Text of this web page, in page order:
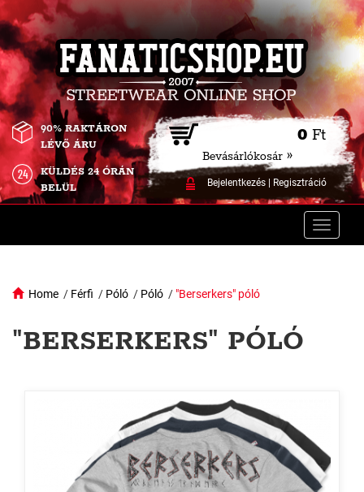
0 Ft
Bevásárlókosár »
Bejelentkezés| Regisztráció
90% RAKTÁRON
LÉVŐ ÁRU
KÜLDÉS 24 ÓRÁN
BELÜL
Toggle
Home / Férfi / Póló / Póló / "Berserkers" póló
"BERSERKERS" PÓLÓ